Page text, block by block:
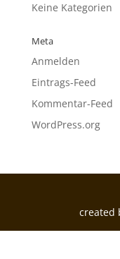
Keine Kategorien
Meta
Anmelden
Eintrags-Feed
Kommentar-Feed
WordPress.org
created